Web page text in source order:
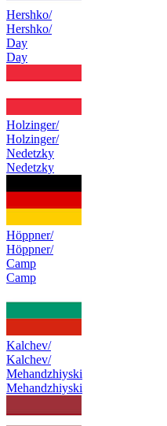
Hershko/
Hershko/
Day
Day
Holzinger/
Holzinger/
Nedetzky
Nedetzky
Höppner/
Höppner/
Camp
Camp
Kalchev/
Kalchev/
Mehandzhiyski
Mehandzhiyski